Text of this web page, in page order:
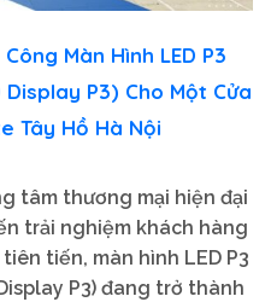
Màn Hình LED P3
P3) Cho Một Cửa
Tây Hồ Hà Nội
tâm thương mại hiện đại
trải nghiệm khách hàng
tiến, màn hình LED P3
P3) đang trở thành